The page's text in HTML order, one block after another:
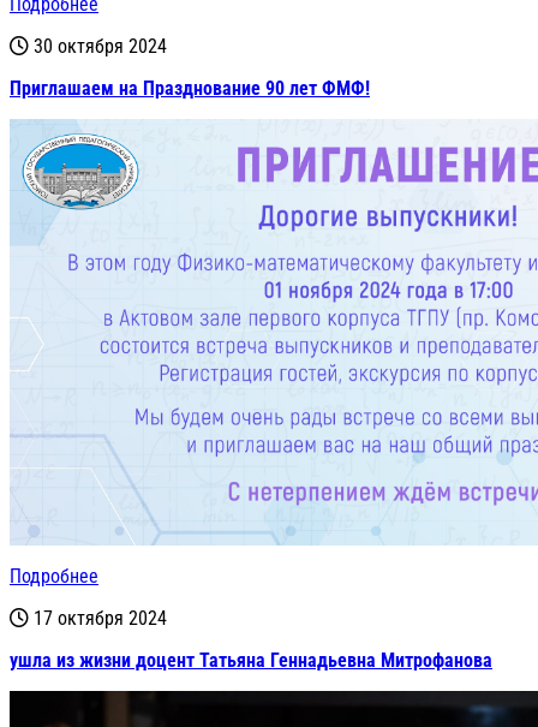
30 октября 2024
Приглашаем на Празднование 90 лет ФМФ!
Подробнее
17 октября 2024
ушла из жизни доцент Татьяна Геннадьевна Митрофанова